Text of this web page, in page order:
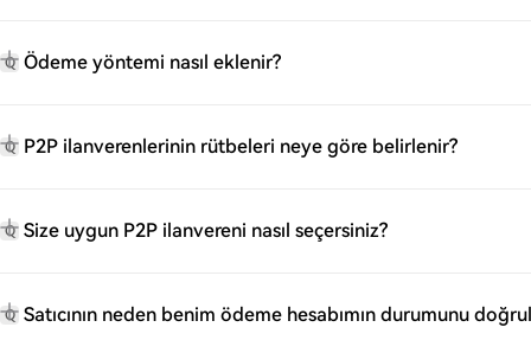
Q Ödeme yöntemi nasıl eklenir?
Q P2P ilanverenlerinin rütbeleri neye göre belirlenir?
Q Size uygun P2P ilanvereni nasıl seçersiniz?
Q Satıcının neden benim ödeme hesabımın durumunu